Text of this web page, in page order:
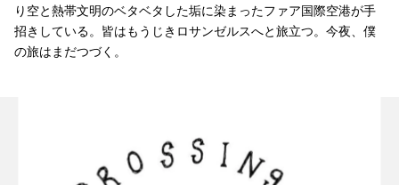
り空と熱帯文明のベタベタした垢に染まったファア国際空港が手
招きしている。皆はもうじきロサンゼルスへと旅立つ。今夜、僕
の旅はまだつづく。